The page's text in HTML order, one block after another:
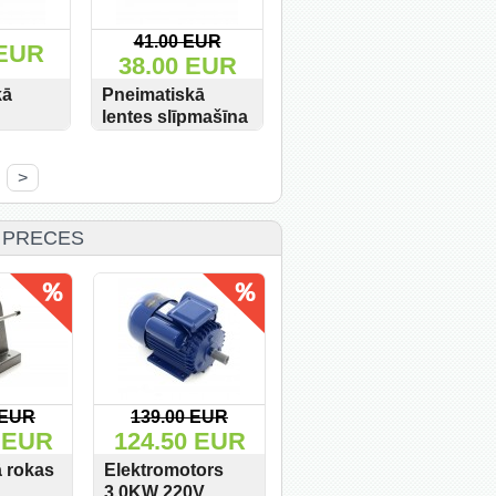
AT-
41.00 EUR
38.00 EUR
Pneimatiskā
lentes slīpmašīna
>
rokas
139.00 EUR
124.50 EUR
Elektromotors
3,0KW 220V